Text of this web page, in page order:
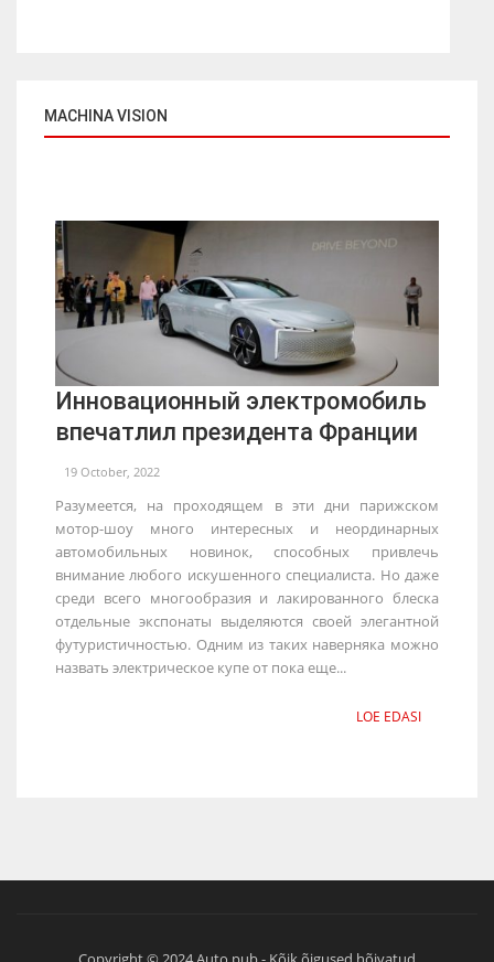
MACHINA VISION
Инновационный электромобиль
впечатлил президента Франции
19 October, 2022
Разумеется, на проходящем в эти дни парижском
мотор-шоу много интересных и неординарных
автомобильных новинок, способных привлечь
внимание любого искушенного специалиста. Но даже
среди всего многообразия и лакированного блеска
отдельные экспонаты выделяются своей элегантной
футуристичностью. Одним из таких наверняка можно
назвать электрическое купе от пока еще...
LOE EDASI